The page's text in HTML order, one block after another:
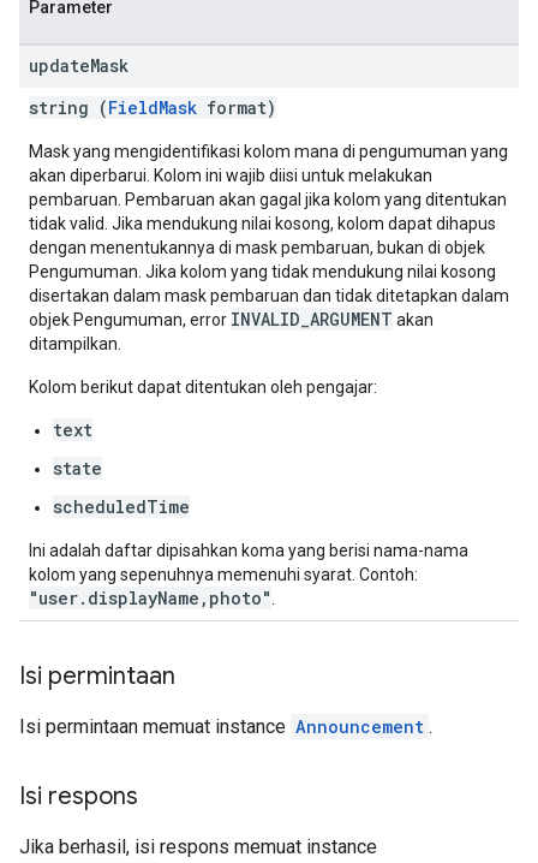
Parameter
updateMask
string (FieldMask format)
Mask yang mengidentifikasi kolom mana di pengumuman yang
akan diperbarui. Kolom ini wajib diisi untuk melakukan
pembaruan. Pembaruan akan gagal jika kolom yang ditentukan
tidak valid. Jika mendukung nilai kosong, kolom dapat dihapus
dengan menentukannya di mask pembaruan, bukan di objek
Pengumuman. Jika kolom yang tidak mendukung nilai kosong
disertakan dalam mask pembaruan dan tidak ditetapkan dalam
objek Pengumuman, error INVALID_ARGUMENT akan
ditampilkan.
Kolom berikut dapat ditentukan oleh pengajar:
text
state
scheduledTime
Ini adalah daftar dipisahkan koma yang berisi nama-nama
kolom yang sepenuhnya memenuhi syarat. Contoh:
"user.displayName,photo"
Isi permintaan
Isi permintaan memuat instance Announcement .
Isi respons
Jika berhasil, isi respons memuat instance